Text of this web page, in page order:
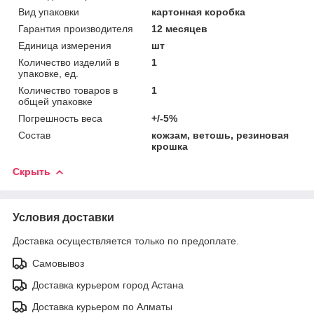
Вид упаковки
картонная коробка
Гарантия производителя
12 месяцев
Единица измерения
шт
Количество изделий в
упаковке, ед.
1
Количество товаров в
общей упаковке
1
Погрешность веса
+/-5%
Состав
кожзам, ветошь, резиновая
крошка
Скрыть
Условия доставки
Доставка осуществляется только по предоплате.
Самовывоз
Доставка курьером город Астана
Доставка курьером по Алматы